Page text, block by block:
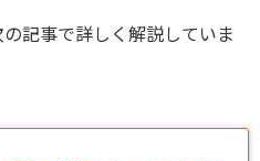
記事で詳しく解説していま